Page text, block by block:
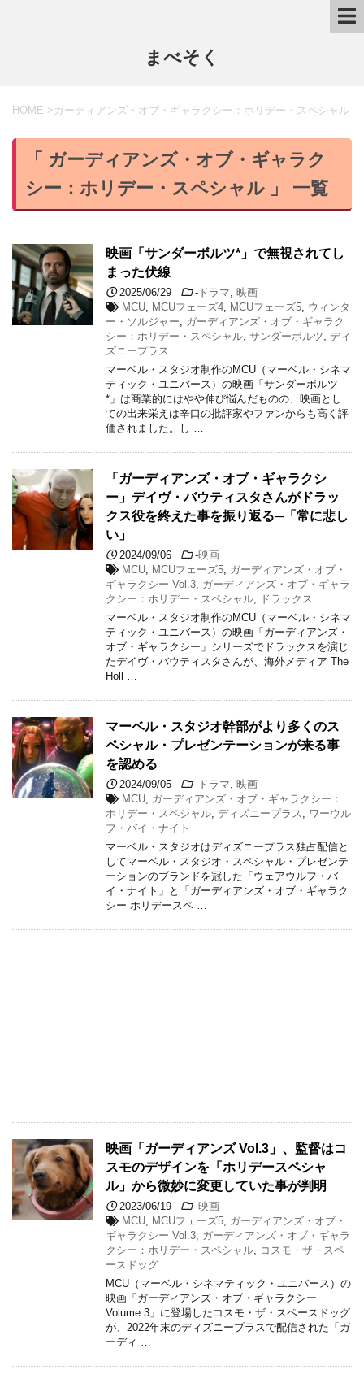
まべそく
HOME > ガーディアンズ・オブ・ギャラクシー：ホリデー・スペシャル
「 ガーディアンズ・オブ・ギャラク
シー：ホリデー・スペシャル 」 一覧
映画「サンダーボルツ*」で無視されてし
まった伏線
2025/06/29 - ドラマ
映画
MCU
MCUフェーズ4 MCUフェーズ5
ウィンタ
ー・ソルジャー
ガーディアンズ・オブ・ギャラク
シー：ホリデー・スペシャル
サンダーボルツ
ディ
ズニープラス
マーベル・スタジオ制作のMCU（マーベル・シネマ
ティック・ユニバース）の映画「サンダーボルツ
*」は商業的にはやや伸び悩んだものの、映画とし
ての出来栄えは辛口の批評家やファンからも高く評
価されました。し …
「ガーディアンズ・オブ・ギャラクシ
ー」デイヴ・バウティスタさんがドラッ
クス役を終えた事を振り返る─「常に悲し
い」
2024/09/06 -映画
MCU
MCUフェーズ5
ガーディアンズ・オブ・
ギャラクシー Vol.3
ガーディアンズ・オブ・ギャラ
クシー：ホリデー・スペシャル
ドラックス
マーベル・スタジオ制作のMCU（マーベル・シネマ
ティック・ユニバース）の映画「ガーディアンズ・
オブ・ギャラクシー」シリーズでドラックスを演じ
たデイヴ・バウティスタさんが、海外メディア The
Holl …
マーベル・スタジオ幹部がより多くのス
ペシャル・プレゼンテーションが来る事
を認める
2024/09/05 - ドラマ
映画
MCU
ガーディアンズ・オブ・ギャラクシー：
ホリデー・スペシャル
ディズニープラス
ワーウル
フ・バイ・ナイト
マーベル・スタジオはディズニープラス独占配信と
してマーベル・スタジオ・スペシャル・プレゼンテ
ーションのブランドを冠した「ウェアウルフ・バ
イ・ナイト」と「ガーディアンズ・オブ・ギャラク
シー ホリデースペ …
映画「ガーディアンズ Vol.3」、監督はコ
スモのデザインを「ホリデースペシャ
ル」から微妙に変更していた事が判明
2023/06/19 -映画
MCU
MCUフェーズ5
ガーディアンズ・オブ・
ギャラクシー Vol.3
ガーディアンズ・オブ・ギャラ
クシー：ホリデー・スペシャル
コスモ・ザ・スペ
ースドッグ
MCU（マーベル・シネマティック・ユニバース）の
映画「ガーディアンズ・オブ・ギャラクシー
Volume 3」に登場したコスモ・ザ・スペースドッグ
が、2022年末のディズニープラスで配信された「ガ
ーディ …